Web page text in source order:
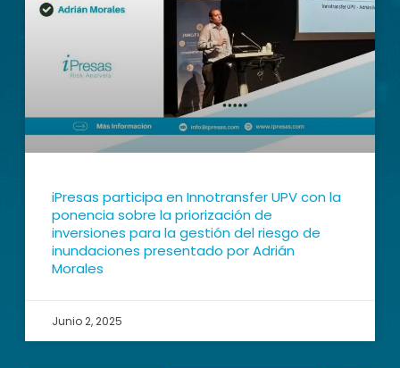
iPresas participa en Innotransfer UPV con la
ponencia sobre la priorización de
inversiones para la gestión del riesgo de
inundaciones presentado por Adrián
Morales
Junio 2, 2025